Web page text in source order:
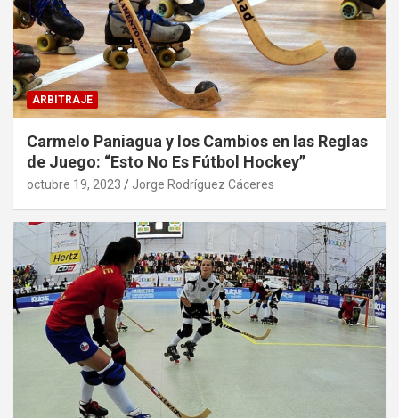
ARBITRAJE
Carmelo Paniagua y los Cambios en las Reglas
de Juego: “Esto No Es Fútbol Hockey”
octubre 19, 2023 Jorge Rodríguez Cáceres